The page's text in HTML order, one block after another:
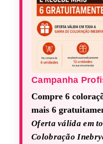
Campanha
Compre 6
mais 6
Oferta válida em
Colobração